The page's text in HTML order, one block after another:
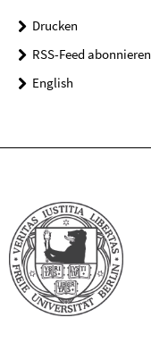
Drucken
RSS-Feed abonnieren
English